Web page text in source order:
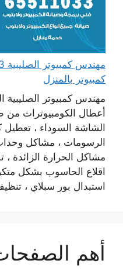
كمبيوتر بالمنزل
مهندس كمبيوتر الصليبية
أعطال الكومبيوترات من
الشاشة السوداء ،
الرسومات ، مشاكل
مشاكل الحرارة الزائدة
اقلاع الحاسوب بشكل
استبدال بور سبلاي ،
أهم